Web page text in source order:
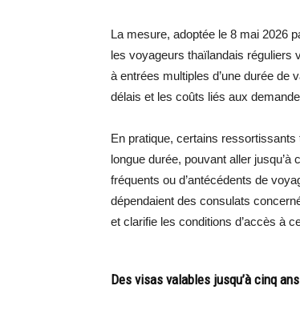
La mesure, adoptée le 8 mai 2026
les voyageurs thaïlandais réguliers
à entrées multiples d’une durée de
délais et les coûts liés aux
En pratique, certains
longue durée, pouvant aller
fréquents ou d’antécédents de
dépendaient des consulats
et clarifie les conditions d’accès à
Des visas valables jusqu’à cinq ans